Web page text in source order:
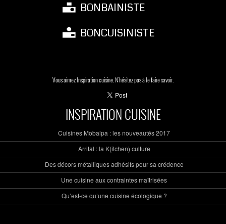
BONBAINISTE
BONCUISINISTE
Vous aimez Inspiration cuisine. N'hésitez pas à le faire savoir.
INSPIRATION CUISINE
Cuisines Mobalpa : les nouveautés 2017
Arrital : la K(itchen) culture
Des décors métalliques adhésifs pour sa crédence
Une cuisine aux contraintes maîtrisées
Qu’est-ce qu’une cuisine écologique ?